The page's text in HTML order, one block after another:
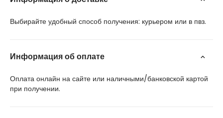
Выбирайте удобный способ получения: курьером или в пвз.
Информация об оплате
Оплата онлайн на сайте или наличными/банковской картой
при получении.